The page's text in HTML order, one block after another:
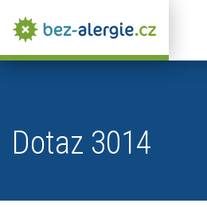
Dotaz 3014